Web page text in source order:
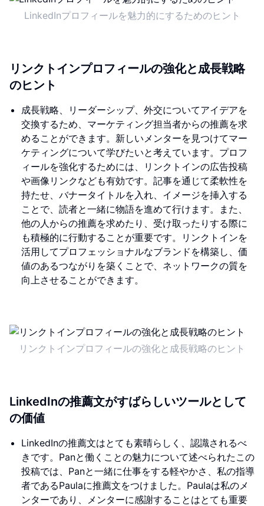
LinkedInプロフィールを魅力的にするためのヒント
リンクトインプロフィールの強化と成長戦略
のヒント
成長戦略、リーダーシップ、外交についてアイデアを
交換するため、マーケティング担当者からの推薦を求
めることができます。新しいメンターを見つけてマー
ケティングについて学びたいと考えています。プロフ
ィールを強化するためには、リンクトインの広告投稿
や画像リンクなども有効です。記事を通じて柔軟性を
持たせ、バナータイトルを入れ、イメージを挿入する
ことで、読者と一緒に物語を進めて行けます。また、
他の人からの推薦を求めたり、受け取ったりする際に
も積極的に行動することが重要です。リンクトインを
活用してプロフェッショナルなブランドを構築し、価
値のあるつながりを築くことで、ネットワークの質を
向上させることができます。
リンクトインプロフィールの強化と成長戦略のヒント
LinkedInの推薦文がすばらしいツールとして
の価値
LinkedInの推薦文はとても素晴らしく、認識されるべ
きです。Panと働くことの魅力について述べられたこの
投稿では、Panと一緒に仕事をする軽やかさ、私の指導
者であるPaulaに推薦文をつけました。Paulaは私のメ
ンターであり、メンターに感謝することはとても重要